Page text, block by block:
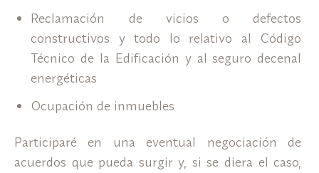
Reclamación de vicios o defectos
constructivos y todo lo relativo al Código
Técnico de la Edificación y al seguro decenal
energéticas
Ocupación de inmuebles
Participaré en una eventual negociación de
acuerdos que pueda surgir y, si se diera el caso,